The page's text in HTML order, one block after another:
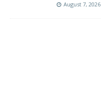
August 7, 2026